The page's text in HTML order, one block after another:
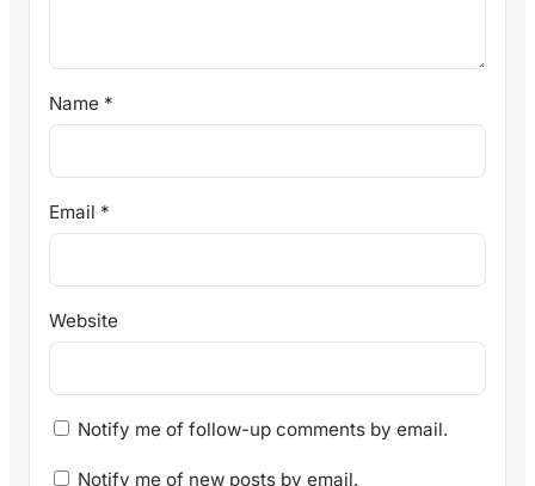
Name *
Email *
Website
Notify me of follow-up comments by email.
Notify me of new posts by email.